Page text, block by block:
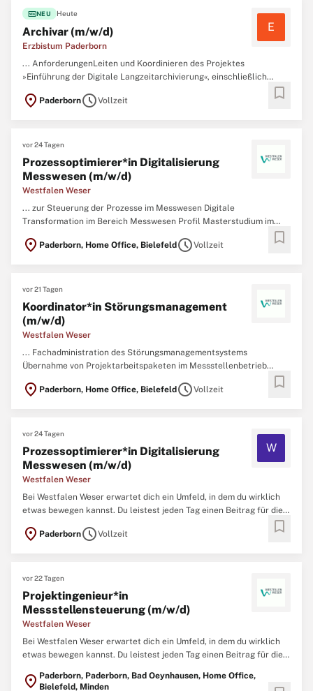
fiber_newNEU Heute
Archivar (m/w/d)
Erzbistum Paderborn
E
... AnforderungenLeiten und Koordinieren des Projektes
»Einführung der Digitale Langzeitarchivierung«, einschließlich
Projektsteuerung, bereichsübergreifender Zusammenarbeit sowie
Kommunikation mit internen und externen PartnernPrüfen,
location_on PaderbornscheduleVollzeit bookmark
vor 24 Tagen
Prozessoptimierer*in Digitalisierung
Messwesen (m/w/d)
Westfalen Weser
... zur Steuerung der Prozesse im Messwesen Digitale
Transformation im Bereich Messwesen Profil Masterstudium im
Betriebswirtschaftslehre, Wirtschaftsingenieurwesen,
location_on Paderborn, Home Office, Bielefeld scheduleVollzeit bookmark
vor 21 Tagen
Koordinator*in Störungsmanagement
(m/w/d)
Westfalen Weser
... Fachadministration des Störungsmanagementsystems
Übernahme von Projektarbeitspaketen im Messstellenbetrieb
Mitwirkung am kontinuierlichen Verbesserungsprozess
location_on Paderborn, Home Office, Bielefeld scheduleVollzeit bookmark
vor 24 Tagen
Prozessoptimierer*in Digitalisierung
Messwesen (m/w/d)
Westfalen Weser
W
Bei Westfalen Weser erwartet dich ein Umfeld, in dem du wirklich
etwas bewegen kannst. Du leistest jeden Tag einen Beitrag für die
Kolleg*innen dafür, dass Menschen und Kommunen in
location_on PaderbornscheduleVollzeit bookmark
vor 22 Tagen
Projektingenieur*in
Messstellensteuerung (m/w/d)
Westfalen Weser
Bei Westfalen Weser erwartet dich ein Umfeld, in dem du wirklich
etwas bewegen kannst. Du leistest jeden Tag einen Beitrag für die
Kolleg*innen dafür, dass Menschen und Kommunen in
location_on Paderborn, Paderborn, Bad Oeynhausen, Home Office,
Bielefeld, Minden